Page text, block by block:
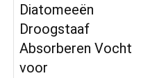
Diatomeeën
Droogstaaf
Absorberen Vocht
voor